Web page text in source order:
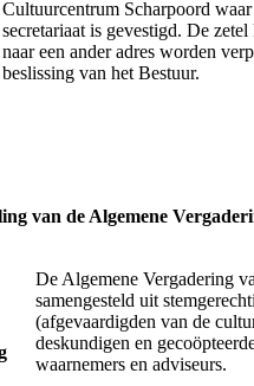
Cultuurcentrum Scharpoord
secretariaat is gevestigd. De
naar een ander adres worden
beslissing van het Bestuur.
van de Algemene
De Algemene Vergadering
samengesteld uit
(afgevaardigden van de
deskundigen en
waarnemers en adviseurs.